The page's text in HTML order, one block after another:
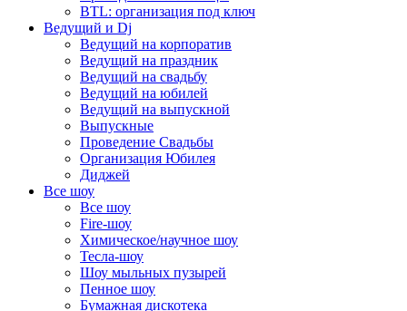
BTL: организация под ключ
Ведущий и Dj
Ведущий на корпоратив
Ведущий на праздник
Ведущий на свадьбу
Ведущий на юбилей
Ведущий на выпускной
Выпускные
Проведение Свадьбы
Организация Юбилея
Диджей
Все шоу
Все шоу
Fire-шоу
Химическое/научное шоу
Тесла-шоу
Шоу мыльных пузырей
Пенное шоу
Бумажная дискотека